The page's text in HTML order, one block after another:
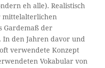
eh alle). Realistisch
mittelalterlichen
Gardemaß der
In den Jahren davor und
verwendete Konzept
Vokabular von